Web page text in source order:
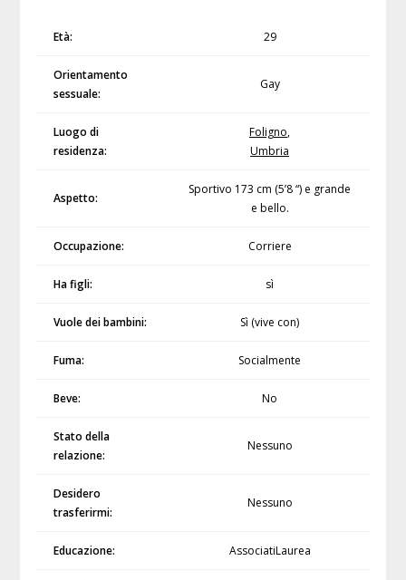
Età: 29
Orientamento
sessuale:
Gay
Luogo di
residenza:
Foligno,
Umbria
Aspetto:
Sportivo 173 cm (5’8 “) e grande
e bello.
Occupazione: Corriere
Ha figli: sì
Vuole dei bambini: Sì (vive con)
Fuma: Socialmente
Beve: No
Stato della
relazione:
Nessuno
Desidero
trasferirmi:
Nessuno
Educazione: AssociatiLaurea